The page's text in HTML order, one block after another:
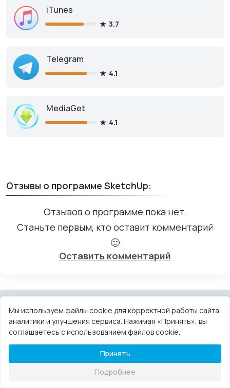
iTunes
3.7
Telegram
4.1
MediaGet
4.1
Отзывы о программе SketchUp:
Отзывов о программе пока нет.
Станьте первым, кто оставит комментарий
🙂
Оставить комментарий
КОНТАКТЫ
ПОЛЬЗОВАТЕЛЬСКОЕ СОГЛАШЕНИЕ
ПРАВООБЛАДАТЕЛЯМ
DMCA
© 2013-2026 OneProgs™ — каталог программ для компьютера и
Мы используем файлы cookie для корректной работы сайта,
аналитики и улучшения сервиса. Нажимая «Принять», вы
соглашаетесь с использованием файлов cookie.
Принять
Подробнее